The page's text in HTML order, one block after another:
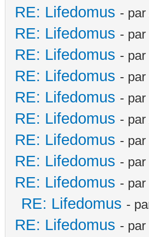
RE: Lifedomus - par
RE: Lifedomus - par
RE: Lifedomus - par
RE: Lifedomus - par
RE: Lifedomus - par
RE: Lifedomus - par
RE: Lifedomus - par
RE: Lifedomus - par
RE: Lifedomus - par
RE: Lifedomus -
RE: Lifedomus - par